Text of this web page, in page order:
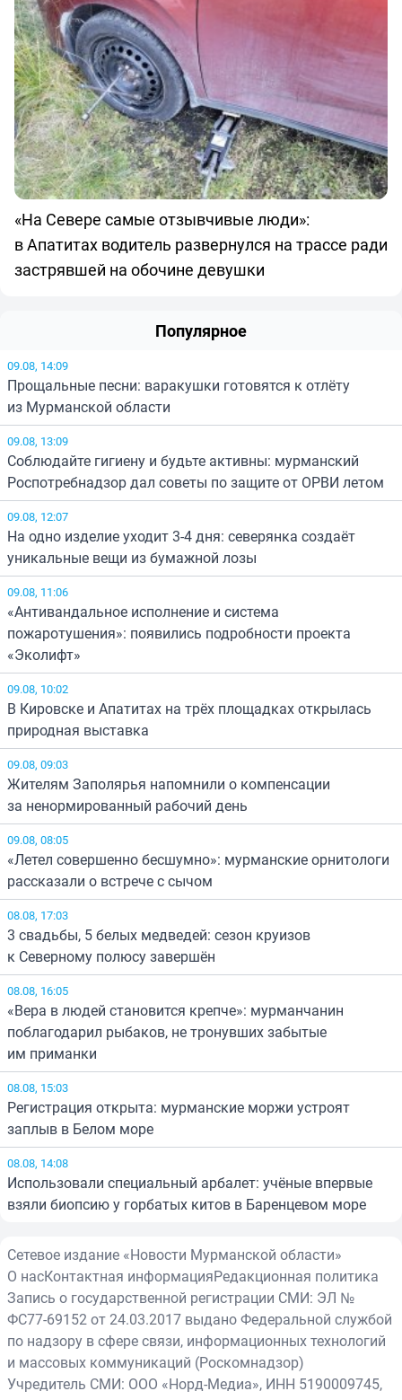
«На Севере самые отзывчивые люди»:
в Апатитах водитель развернулся на трассе ради
застрявшей на обочине девушки
Популярное
09.08, 14:09
Прощальные песни: варакушки готовятся к отлёту
из Мурманской области
09.08, 13:09
Соблюдайте гигиену и будьте активны: мурманский
Роспотребнадзор дал советы по защите от ОРВИ летом
09.08, 12:07
На одно изделие уходит 3-4 дня: северянка создаёт
уникальные вещи из бумажной лозы
09.08, 11:06
«Антивандальное исполнение и система
пожаротушения»: появились подробности проекта
«Эколифт»
09.08, 10:02
В Кировске и Апатитах на трёх площадках открылась
природная выставка
09.08, 09:03
Жителям Заполярья напомнили о компенсации
за ненормированный рабочий день
09.08, 08:05
«Летел совершенно бесшумно»: мурманские орнитологи
рассказали о встрече с сычом
08.08, 17:03
3 свадьбы, 5 белых медведей: сезон круизов
к Северному полюсу завершён
08.08, 16:05
«Вера в людей становится крепче»: мурманчанин
поблагодарил рыбаков, не тронувших забытые
им приманки
08.08, 15:03
Регистрация открыта: мурманские моржи устроят
заплыв в Белом море
08.08, 14:08
Использовали специальный арбалет: учёные впервые
взяли биопсию у горбатых китов в Баренцевом море
Сетевое издание «Новости Мурманской области»
О насКонтактная информацияРедакционная политика
Запись о государственной регистрации СМИ: ЭЛ №
ФС77-69152 от 24.03.2017 выдано Федеральной службой
по надзору в сфере связи, информационных технологий
и массовых коммуникаций (Роскомнадзор)
Учредитель СМИ: ООО «Норд-Медиа», ИНН 5190009745,